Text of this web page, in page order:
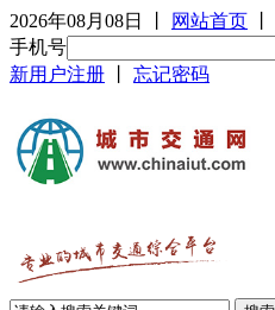
2026年08月08日 网站首页
手机号
新用户注册
忘记密码